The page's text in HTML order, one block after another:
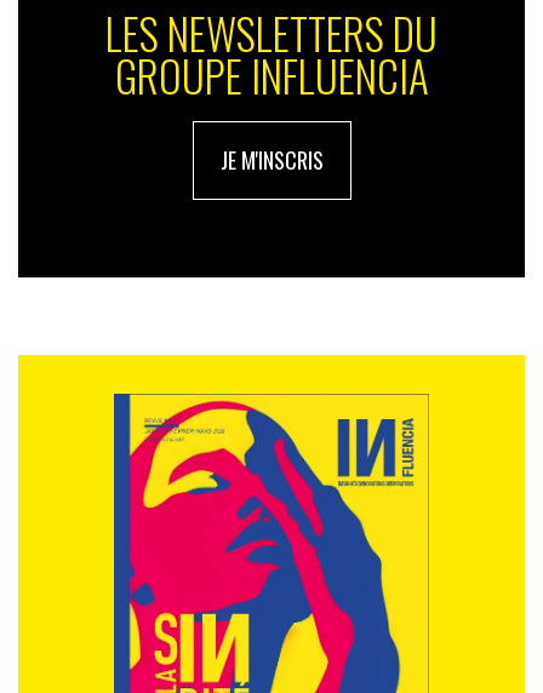
LES NEWSLETTERS DU
GROUPE INFLUENCIA
JE M'INSCRIS